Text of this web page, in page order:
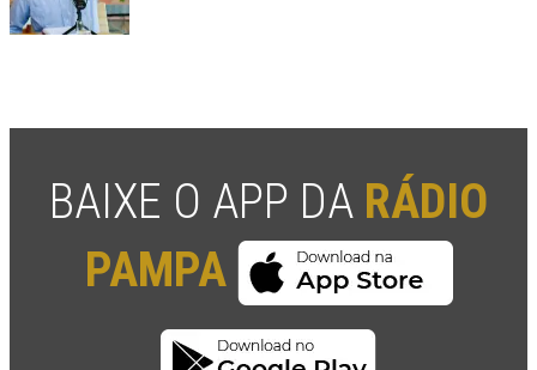
BAIXE O APP DA RÁDIO
PAMPA